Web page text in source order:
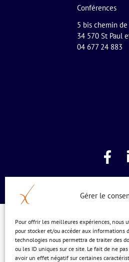
Gérer le
Pour offrir les meilleures expériences, nous
pour stocker et/ou accéder aux informations
technologies nous permettra de traiter des
ou les ID uniques sur ce site. Le fait de ne
avoir un effet négatif sur certaines
Conférences
5 bis chemin de
34 570 St Paul
04 677 24 883